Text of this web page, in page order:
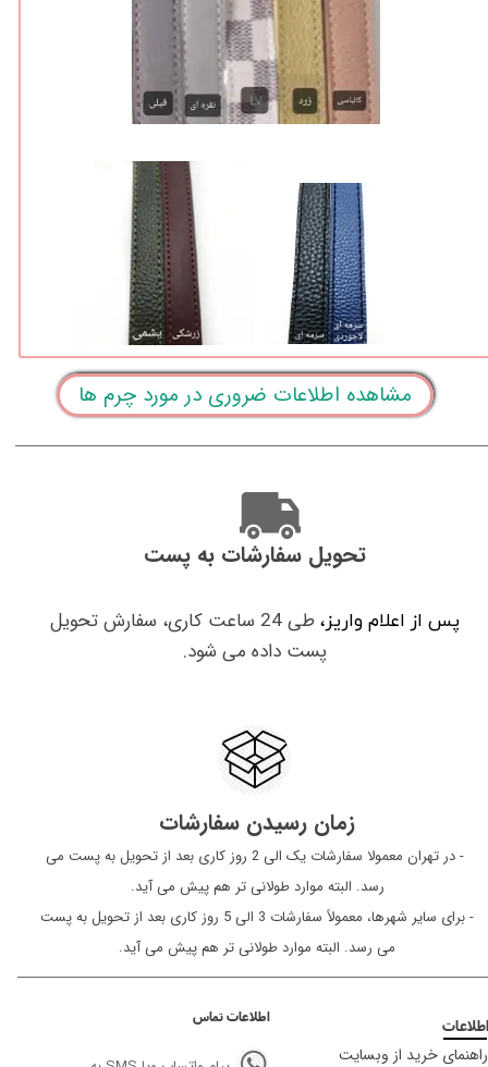
راهنمای خرید از وبسایت
اطلاعات تماس
تحویل سفارشات به پست
پس از اعلام واریز،
طی 24 ساعت کاری، سفارش تحویل
پست داده می شود.
زمان رسیدن سفارشات
​​​​​​​ - در تهران معمولا سفارشات یک الی 2 روز کاری بعد از تحویل به پست می
رسد. البته موارد طولانی تر هم پیش می آید.
- برای سایر شهرها، معمولاً سفارشات 3 الی 5 روز کاری بعد از تحویل به پست
می رسد. البته موارد طولانی تر هم پیش می آید.
مشاهده اطلاعات ضروری در مورد چرم ها